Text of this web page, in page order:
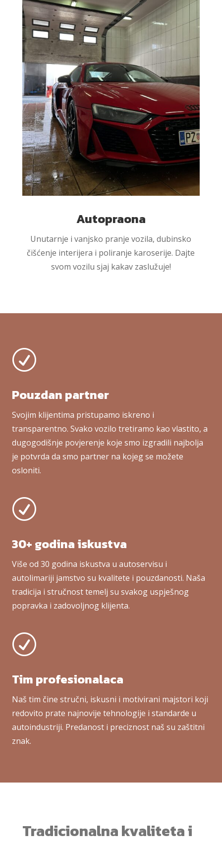
Autopraona
Unutarnje i vanjsko pranje vozila, dubinsko
čišćenje interijera i poliranje karoserije. Dajte
svom vozilu sjaj kakav zaslužuje!
R
Pouzdan partner
Svojim klijentima pristupamo iskreno i
transparentno. Svako vozilo tretiramo kao vlastito, a
dugogodišnje povjerenje koje smo izgradili najbolja
je potvrda da smo partner na kojeg se možete
osloniti.
R
30+ godina iskustva
Više od 30 godina iskustva u autoservisu i
autolimariji jamstvo su kvalitete i pouzdanosti. Naša
tradicija i stručnost temelj su svakog uspješnog
popravka i zadovoljnog klijenta.
R
Tim profesionalaca
Naš tim čine stručni, iskusni i motivirani majstori koji
redovito prate najnovije tehnologije i standarde u
autoindustriji. Predanost i preciznost naš su zaštitni
znak.
Tradicionalna kvaliteta i